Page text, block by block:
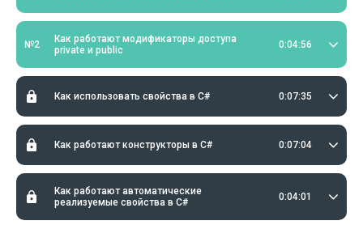
№2
Как работают модификаторы доступа
private и public
0:04:56
Как использовать свойства в C# 0:07:35
Как работают конструкторы в C# 0:07:04
Как работают автоматические
реализуемые свойства в C#
0:04:01